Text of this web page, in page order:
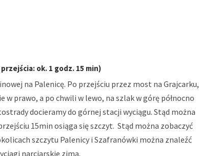
ok. 1 godz. 15 min)
na Palenicę. Po przejściu przez most na Grajcarku,
w prawo, a po chwili w lewo, na szlak w górę północno
docieramy do górnej stacji wyciągu. Stąd można
15min osiąga się szczyt. Stąd można zobaczyć
szczytu Palenicy i Szafranówki można znaleźć
narciarskie zimą.